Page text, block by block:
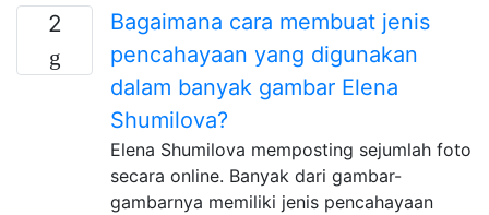
2
Bagaimana cara membuat jenis
pencahayaan yang digunakan
dalam banyak gambar Elena
Shumilova?
Elena Shumilova memposting sejumlah foto
secara online. Banyak dari gambar-
gambarnya memiliki jenis pencahayaan